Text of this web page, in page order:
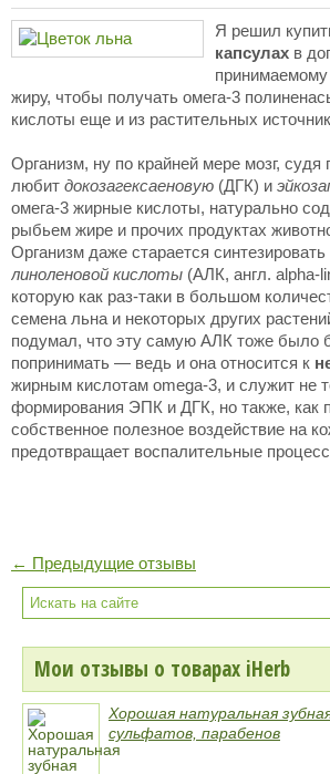
Я решил
капсулах в
жиру, чтобы получать омега-3
кислоты еще и из растительных
Организм, ну по крайней мере мозг, судя
любит докозагексаеновую (ДГК) и
омега-3 жирные кислоты, натурально
рыбьем жире и прочих продуктах
Организм даже старается синтезировать
линоленовой кислоты (АЛК, англ. alpha-
которую как раз-таки в большом
семена льна и некоторых других
подумал, что эту самую АЛК тоже было
попринимать — ведь и она относится к
жирным кислотам omega-3, и служит не
формирования ЭПК и ДГК, но также, как
собственное полезное воздействие на
предотвращает воспалительные
← Предыдущие отзывы
Мои отзывы о товарах iHerb
Хорошая натуральная
сульфатов, парабенов